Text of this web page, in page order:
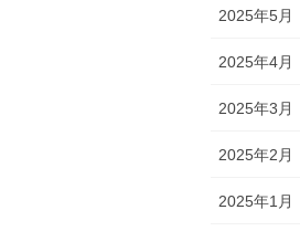
2025年5月
2025年4月
2025年3月
2025年2月
2025年1月